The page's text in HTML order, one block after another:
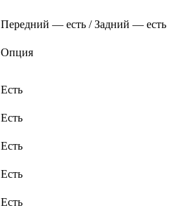
Передний — есть / Задний — есть
Опция
Есть
Есть
Есть
Есть
Есть